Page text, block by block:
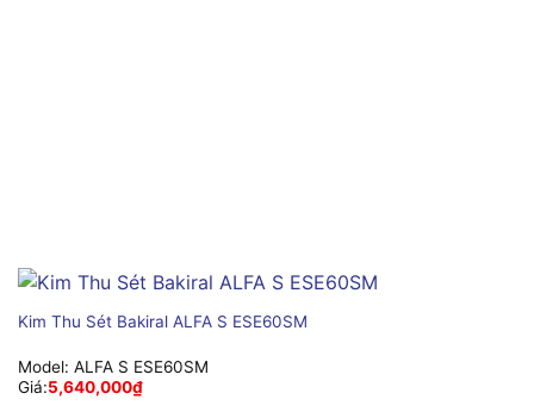
Kim Thu Sét Bakiral ALFA S ESE60SM
Model: ALFA S ESE60SM
Giá:5,640,000₫